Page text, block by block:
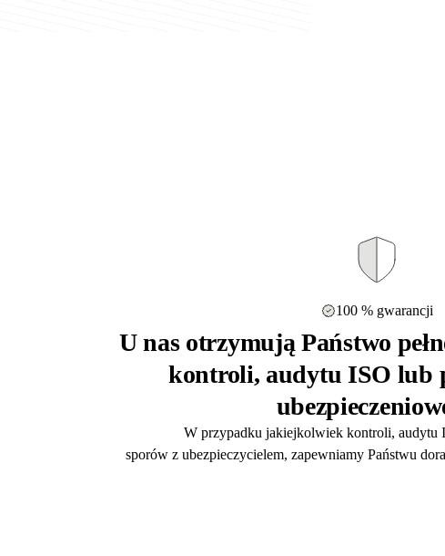
100 % gwarancji
U nas otrzymują Państwo
kontroli, audytu ISO lub
W przypadku jakiejkolwiek kontroli, audytu
sporów z ubezpieczycielem, zapewniamy Państwu